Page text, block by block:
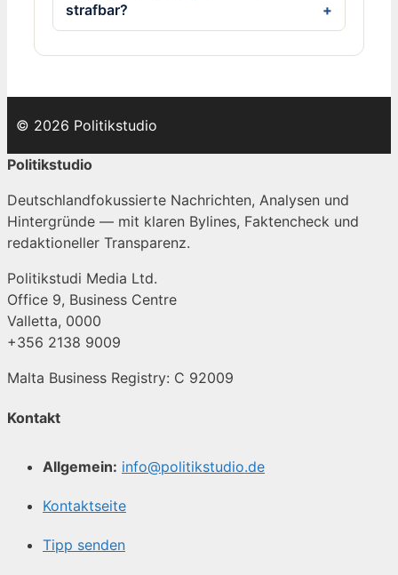
strafbar?
© 2026 Politikstudio
Politikstudio
Deutschlandfokussierte Nachrichten, Analysen und
Hintergründe — mit klaren Bylines, Faktencheck und
redaktioneller Transparenz.
Politikstudi Media Ltd.
Office 9, Business Centre
Valletta, 0000
+356 2138 9009
Malta Business Registry: C 92009
Kontakt
Allgemein: info@politikstudio.de
Kontaktseite
Tipp senden